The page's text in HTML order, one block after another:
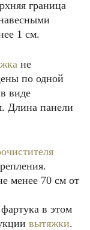
граница
1 см.
не
по одной
виде
Длина панели
менее 70 см от
в этом
вытяжки.